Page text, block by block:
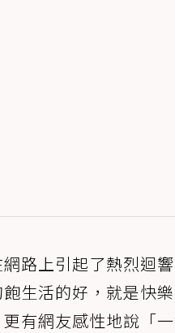
路上引起了熱烈迴
生活的好，就是快
有網友感性地說「